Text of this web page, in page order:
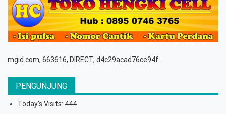
mgid.com, 663616, DIRECT, d4c29acad76ce94f
PENGUNJUNG
Today's Visits: 444